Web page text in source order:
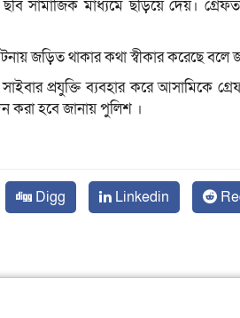
সামাজিক মাধ্যমে ছড়িয়ে দেয়।
জড়িত থাকার কথা স্বীকার করেছে বলে
প্রযুক্তি ব্যবহার করে আসামিকে
করা হবে জানায় পুলিশ ।
Digg Linkedin